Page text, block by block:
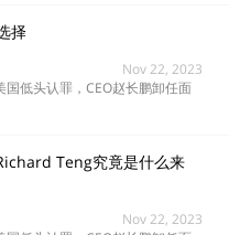
择
Nov 22, 2023
低头认罪，CEO赵长鹏卸任面
Teng究竟是什么来
Nov 22, 2023